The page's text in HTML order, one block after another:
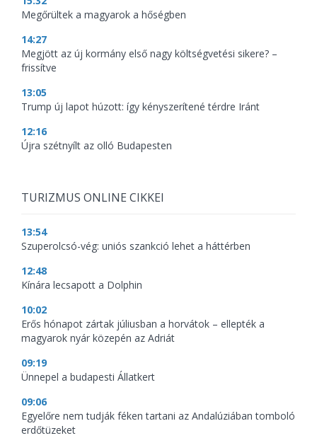
Megőrültek a magyarok a hőségben
14:27
Megjött az új kormány első nagy költségvetési sikere? –
frissítve
13:05
Trump új lapot húzott: így kényszerítené térdre Iránt
12:16
Újra szétnyílt az olló Budapesten
TURIZMUS ONLINE CIKKEI
13:54
Szuperolcsó-vég: uniós szankció lehet a háttérben
12:48
Kínára lecsapott a Dolphin
10:02
Erős hónapot zártak júliusban a horvátok – ellepték a
magyarok nyár közepén az Adriát
09:19
Ünnepel a budapesti Állatkert
09:06
Egyelőre nem tudják féken tartani az Andalúziában tomboló
erdőtüzeket